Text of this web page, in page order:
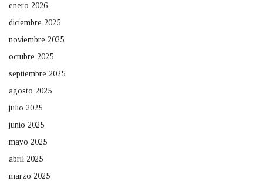
enero 2026
diciembre 2025
noviembre 2025
octubre 2025
septiembre 2025
agosto 2025
julio 2025
junio 2025
mayo 2025
abril 2025
marzo 2025